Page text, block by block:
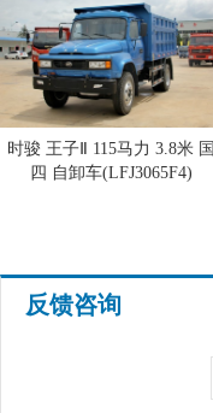
时骏 王子Ⅱ 115马力 3.8米 国
四 自卸车(LFJ3065F4)
反馈咨询